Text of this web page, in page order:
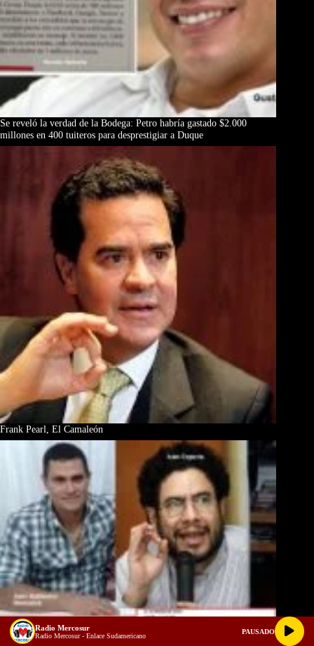
Se reveló la verdad de la Bodega: Petro habría gastado $2.000
millones en 400 tuiteros para desprestigiar a Duque
Frank Pearl, El Camaleón
Radio Mercosur
Radio Mercosur - Enlace Sudamericano
PAUSADO